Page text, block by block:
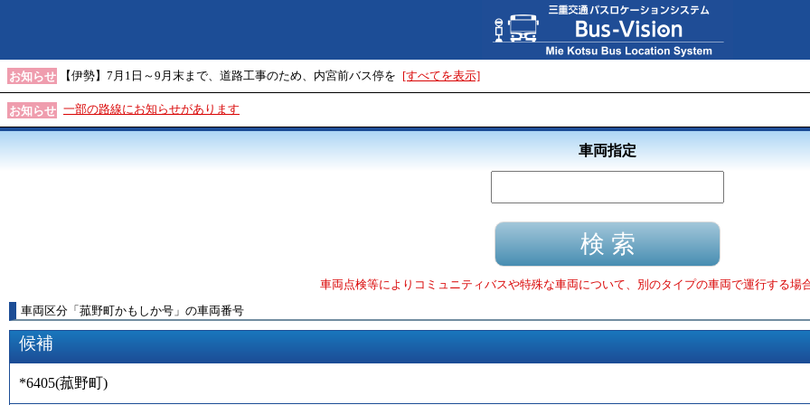
お知らせ 【伊勢】7月1日～9月末まで、道路工事のため、内宮前バス停を [すべてを表示]
お知らせ 一部の路線にお知らせがあります
車両指定
車両点検等によりコミュニティバスや特殊な車両について、別のタイプの車両で運行する場
車両区分 「 菰野町かもしか号 」 の車両番号
候補
*6405(菰野町)